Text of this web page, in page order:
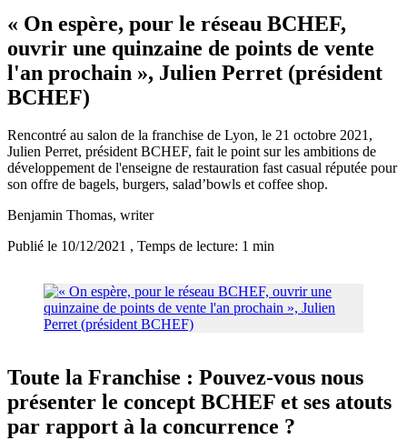
« On espère, pour le réseau BCHEF,
ouvrir une quinzaine de points de vente
l'an prochain », Julien Perret (président
BCHEF)
Rencontré au salon de la franchise de Lyon, le 21 octobre 2021,
Julien Perret, président BCHEF, fait le point sur les ambitions de
développement de l'enseigne de restauration fast casual réputée pour
son offre de bagels, burgers, salad’bowls et coffee shop.
Benjamin Thomas, writer
Publié le 10/12/2021 , Temps de lecture: 1 min
Toute la Franchise : Pouvez-vous nous
présenter le concept BCHEF et ses atouts
par rapport à la concurrence ?